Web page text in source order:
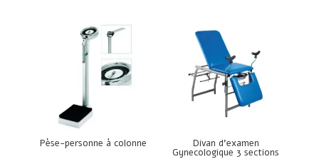
Pèse-personne à colonne Divan d’examen
Gynecologique 3 sections